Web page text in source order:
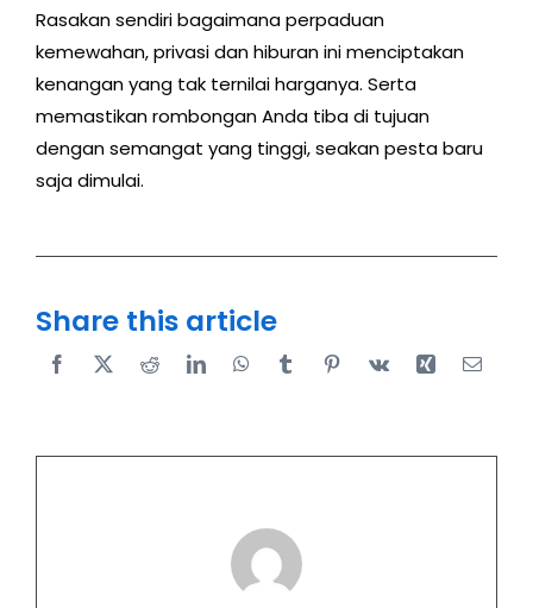
Rasakan sendiri bagaimana perpaduan
kemewahan, privasi dan hiburan ini menciptakan
kenangan yang tak ternilai harganya. Serta
memastikan rombongan Anda tiba di tujuan
dengan semangat yang tinggi, seakan pesta baru
saja dimulai.
Share this article